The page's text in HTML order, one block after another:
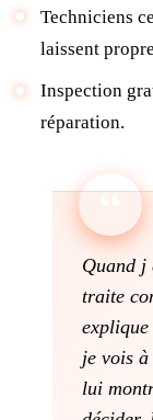
Techniciens
laissent
Inspection
réparation.
Quand j
traite
je vois
lui